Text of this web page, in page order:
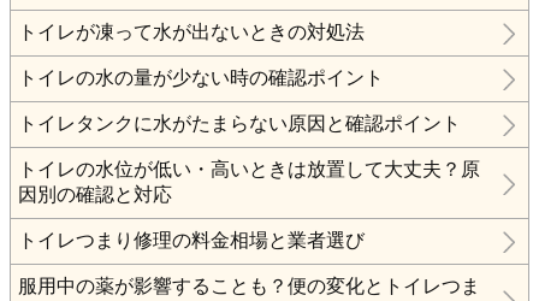
トイレが凍って水が出ないときの対処法
トイレの水の量が少ない時の確認ポイント
トイレタンクに水がたまらない原因と確認ポイント
トイレの水位が低い・高いときは放置して大丈夫？原
因別の確認と対応
トイレつまり修理の料金相場と業者選び
服用中の薬が影響することも？便の変化とトイレつま